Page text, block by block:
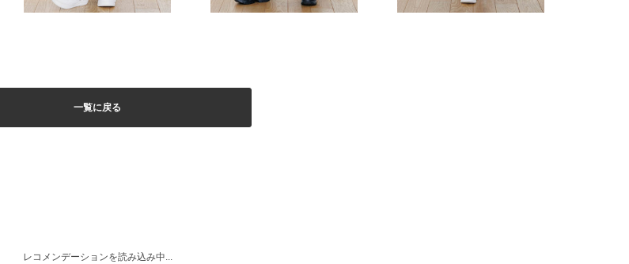
一覧に戻る
レコメンデーションを読み込み中...